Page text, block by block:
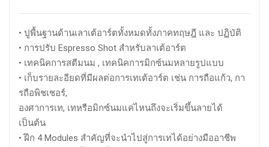
• ปูพื้นฐานด้านเลาเต้อาร์ตทั้งหมดทั้งภาคทฤษฎี และ ปฏิบัติ
• การปรับ Espresso Shot สำหรับลาเต้อาร์ต
• เทคนิคการสตีมนม , เทคนิคการมิกซ์นมหลายรูปแบบ
• เก็บรายละอียดที่มีผลต่อการเทเต้อาร์ต เช่น การถือแก้ว, กา
รถือพิชเชอร์,
องศาการเท, เทหรือมิกซ์นมแค่ไหนถึงจะเริ่มขึ้นลายได้
เป็นต้น
• ฝึก 4 Modules สำคัญที่จะนำไปสู่การเทได้อย่างมืออาชีพ